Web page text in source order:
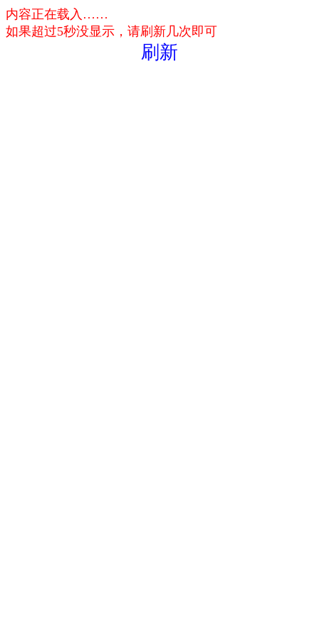
内容正在载入……
如果超过5秒没显示，请刷新几次即可
刷新